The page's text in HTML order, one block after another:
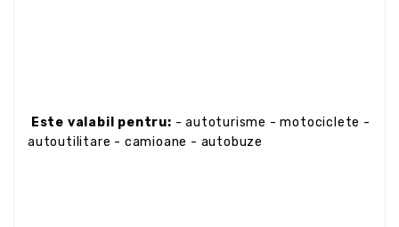
Este valabil pentru: - autoturisme - motociclete -
autoutilitare - camioane - autobuze